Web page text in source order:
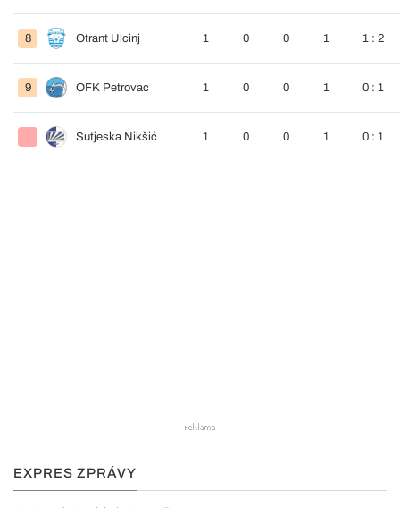
8 Otrant Ulcinj 1 0 0 1 1 : 2
9 OFK Petrovac 1 0 0 1 0 : 1
Sutjeska Nikšić 1 0 0 1 0 : 1
EXPRES ZPRÁVY